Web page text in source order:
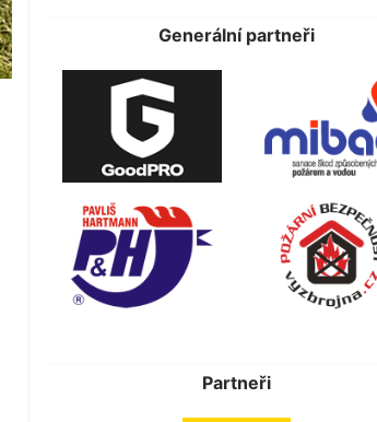
Generální partneři
Partneři